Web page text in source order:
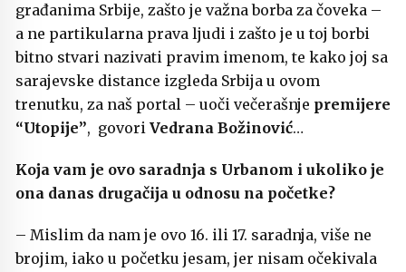
građanima Srbije, zašto je važna borba za čoveka –
a ne partikularna prava ljudi i zašto je u toj borbi
bitno stvari nazivati pravim imenom, te kako joj sa
sarajevske distance izgleda Srbija u ovom
trenutku, za naš portal – uoči večerašnje premijere
“Utopije”, govori Vedrana Božinović…
Koja vam je ovo saradnja s Urbanom i ukoliko je
ona danas drugačija u odnosu na početke?
– Mislim da nam je ovo 16. ili 17. saradnja, više ne
brojim, iako u početku jesam, jer nisam očekivala